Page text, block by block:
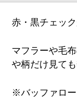
赤・黒チェッ
マフラーや毛
や柄だけ見て
※バッファロー